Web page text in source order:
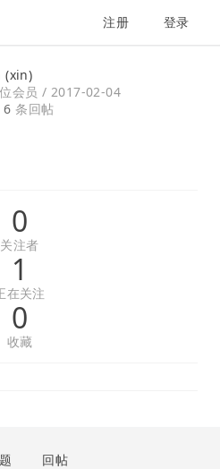
注册 登录
(xin)
会员 / 2017-02-04
6 条回帖
0
关注者
1
在关注
0
收藏
回帖